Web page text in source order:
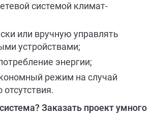
системой климат-
или вручную управлять
устройствами;
энергии;
режим на случай
отсутствия.
Заказать проект умного